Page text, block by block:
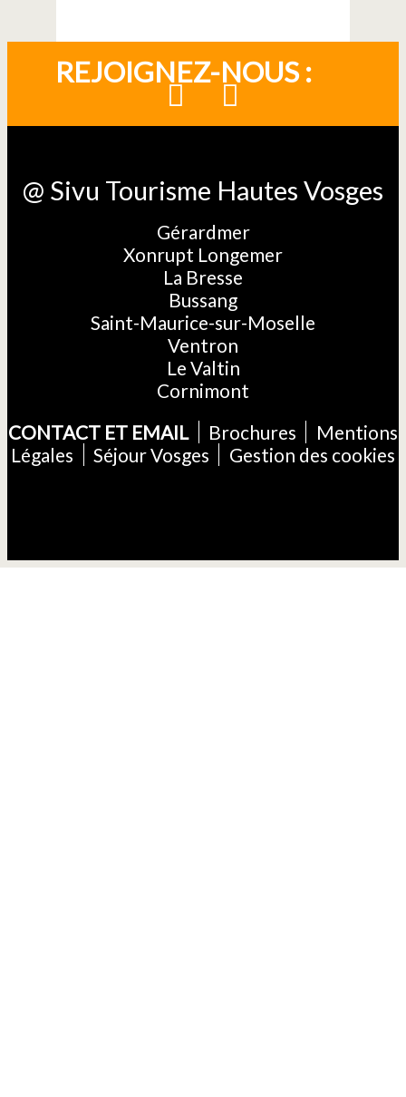
REJOIGNEZ-NOUS :
@ Sivu Tourisme Hautes Vosges
Gérardmer
Xonrupt Longemer
La Bresse
Bussang
Saint-Maurice-sur-Moselle
Ventron
Le Valtin
Cornimont
CONTACT ET EMAIL
Brochures
Mentions
Légales
Séjour Vosges Gestion des cookies